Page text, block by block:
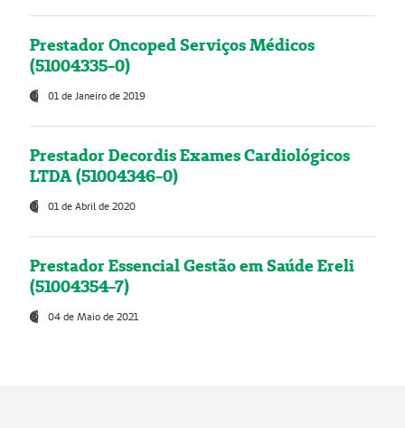
Prestador Oncoped Serviços Médicos
(51004335-0)
01 de Janeiro de 2019
Prestador Decordis Exames Cardiológicos
LTDA (51004346-0)
01 de Abril de 2020
Prestador Essencial Gestão em Saúde Ereli
(51004354-7)
04 de Maio de 2021